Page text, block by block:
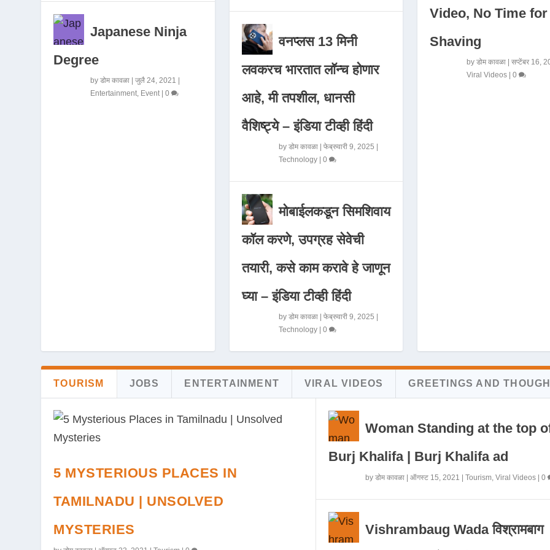
Japanese Ninja
Degree
byडोम कावळा |जुलै 24, 2021 |
Entertainment Event |0
वनप्लस 13 मिनी
लवकरच भारतात लॉन्च होणार
आहे, मी तपशील, धानसी
वैशिष्ट्ये – इंडिया टीव्ही हिंदी
by डोम कावळा| फेब्रुवारी 9, 2025
Technology| 0
मोबाईलकडून सिमशिवाय
कॉल करणे, उपग्रह सेवेची
तयारी, कसे काम करावे हे जाणून
घ्या – इंडिया टीव्ही हिंदी
by डोम कावळा| फेब्रुवारी 9, 2025
Technology| 0
Video, No Time for
Shaving
by डोम कावळा| सप्टेंबर 16,
Viral Videos| 0
TOURISM JOBS ENTERTAINMENT VIRAL VIDEOS GREETINGS AND
5 MYSTERIOUS PLACES IN
TAMILNADU | UNSOLVED
MYSTERIES
Woman Standing at the top
Burj Khalifa | Burj Khalifa ad
by डोम कावळा| ऑगस्ट 15, 2021 Tourism, Viral Videos| 0
Vishrambaug Wada विश्रामबाग